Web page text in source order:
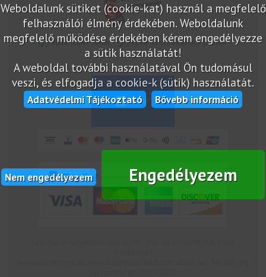
Weboldalunk sütiket (cookie-kat) használ a megfelelő
felhasználói élmény érdekében. Weboldalunk
megfelelő működése érdekében kérem engedélyezze
a sütik használatát!
A weboldal további használatával Ön tudomásul
veszi, és elfogadja a cookie-k (sütik) használatát.
Adatvédelmi Tájékoztató Bővebb információ
Nem engedélyezem Engedélyezem
marketplace partner